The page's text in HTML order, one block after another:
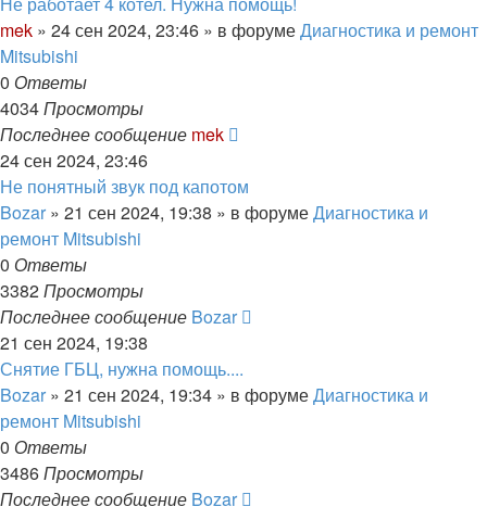
mek » 24 сен 2024, 23:46 » в форумеДиагностика и ремонт
Mitsubishi
0 Ответы
4034Просмотры
Последнее сообщение mek
24 сен 2024, 23:46
Не понятный звук под капотом
Bozar » 21 сен 2024, 19:38 » в форумеДиагностика и
ремонт Mitsubishi
0 Ответы
3382Просмотры
Последнее сообщение Bozar
21 сен 2024, 19:38
Снятие ГБЦ, нужна помощь....
Bozar » 21 сен 2024, 19:34 » в форумеДиагностика и
ремонт Mitsubishi
0 Ответы
3486Просмотры
Последнее сообщение Bozar